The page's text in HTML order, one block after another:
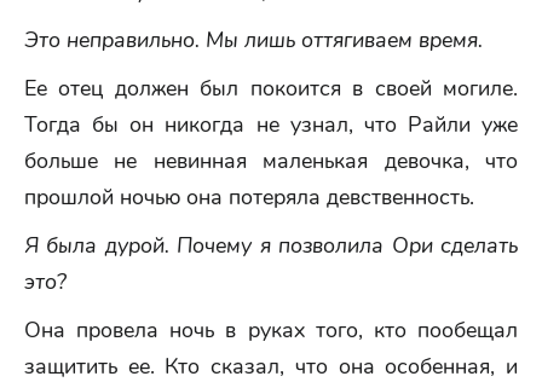
Это неправильно. Мы лишь оттягиваем время.
Ее отец должен был покоится в своей могиле.
Тогда бы он никогда не узнал, что Райли уже
больше не невинная маленькая девочка, что
прошлой ночью она потеряла девственность.
Я была дурой. Почему я позволила Ори сделать
это?
Она провела ночь в руках того, кто пообещал
защитить ее. Кто сказал, что она особенная, и